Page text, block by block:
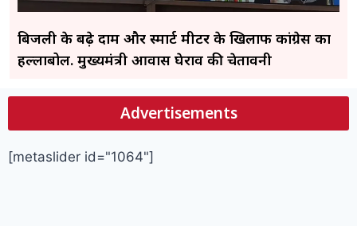
बिजली के बढ़े दाम और स्मार्ट मीटर के खिलाफ कांग्रेस का
हल्लाबोल. मुख्यमंत्री आवास घेराव की चेतावनी
Advertisements
[metaslider id="1064"]